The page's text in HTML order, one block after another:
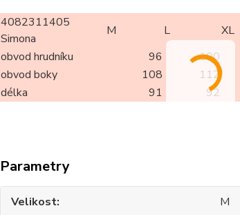
4082311405
Simona
M L XL
obvod hrudníku
96 100
obvod boky
108 112
délka
91 92
Parametry
Velikost
M